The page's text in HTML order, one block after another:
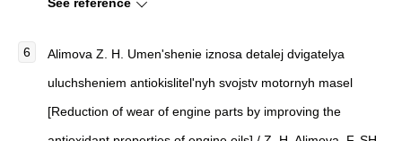
See reference
Alimova Z. H. Umen'shenie iznosa detalej dvigatelya
uluchsheniem antiokislitel'nyh svojstv motornyh masel
[Reduction of wear of engine parts by improving the